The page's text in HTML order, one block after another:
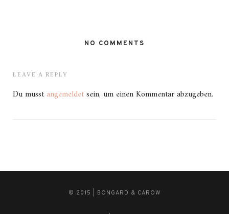
NO COMMENTS
LEAVE A REPLY
Du musst angemeldetsein, um einen Kommentar abzugeben.
© 2015 | BONGARD & CAROW